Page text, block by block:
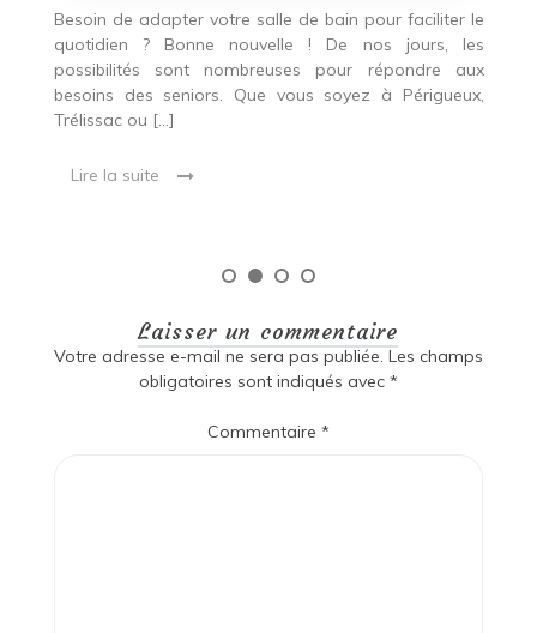
Besoin de adapter votre salle de bain pour faciliter le
quotidien ? Bonne nouvelle ! De nos jours, les
possibilités sont nombreuses pour répondre aux
besoins des seniors. Que vous soyez à Périgueux,
Trélissac ou […]
Lire la suite
Laisser un commentaire
Votre adresse e-mail ne sera pas publiée. Les champs
obligatoires sont indiqués avec *
Commentaire *